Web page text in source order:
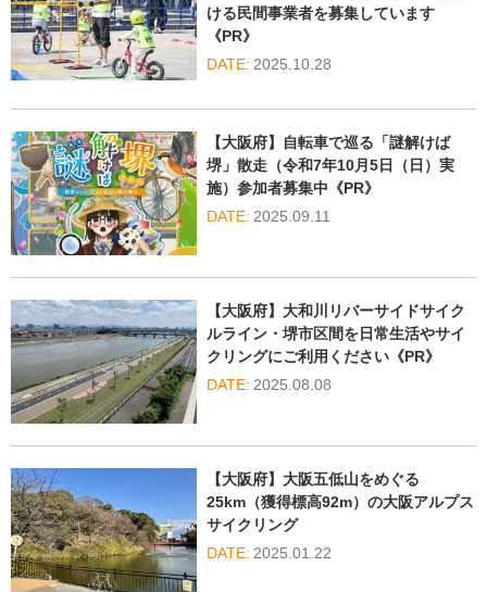
ける民間事業者を募集しています
《PR》
2025.10.28
【大阪府】自転車で巡る「謎解けば
堺」散走（令和7年10月5日（日）実
施）参加者募集中《PR》
2025.09.11
【大阪府】大和川リバーサイドサイク
ルライン・堺市区間を日常生活やサイ
クリングにご利用ください《PR》
2025.08.08
【大阪府】大阪五低山をめぐる
25km（獲得標高92m）の大阪アルプス
サイクリング
2025.01.22